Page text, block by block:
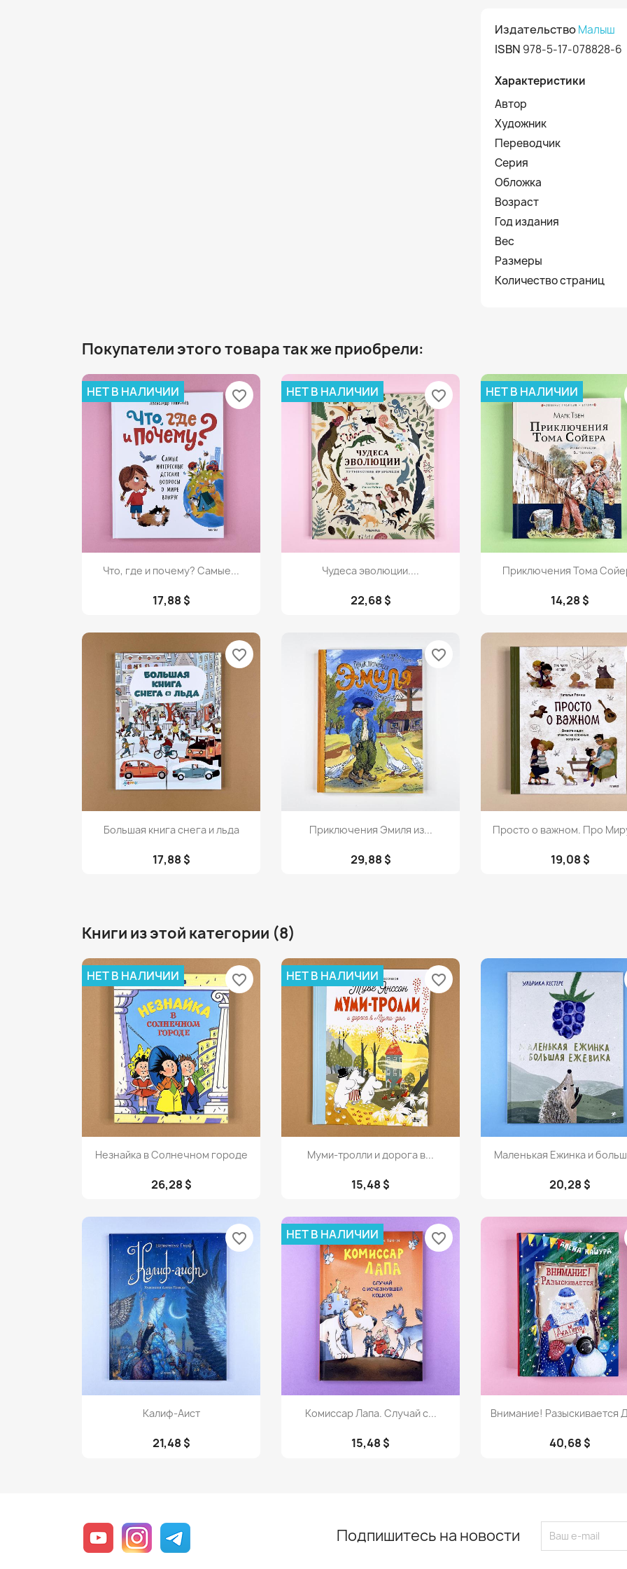
ИздательствоМалыш
ISBN 978-5-17-078828-6
Характеристики
Автор
Художник
Переводчик
Серия
Обложка
Возраст
Год издания
Вес
Размеры
Количество страниц
Покупатели этого товара так же приобрели:
Просмотр
Что, где и почему? Самые...
17,88 $
НЕТ В НАЛИЧИИ favorite_border
Просмотр
Чудеса эволюции....
22,68 $
НЕТ В НАЛИЧИИ favorite_border
Просмотр
Приключения Тома
14,28 $
НЕТ В НАЛИЧИИ
Просмотр
Большая книга снега и льда
17,88 $
favorite_border
Просмотр
Приключения Эмиля из...
29,88 $
favorite_border
Просмотр
Просто о важном. Про
19,08 $
Книги из этой категории (8)
Просмотр
Незнайка в Солнечном городе
26,28 $
НЕТ В НАЛИЧИИ favorite_border
Просмотр
Муми-тролли и дорога в...
15,48 $
НЕТ В НАЛИЧИИ favorite_border
 Просмотр
Маленькая Ежинка и
20,28 $
Просмотр
Калиф-Аист
21,48 $
favorite_border
Просмотр
Комиссар Лапа. Случай с...
15,48 $
НЕТ В НАЛИЧИИ favorite_border
Просмотр
Внимание! Разыскивается
40,68 $
YouTube Instagram Подпишитесь на новости